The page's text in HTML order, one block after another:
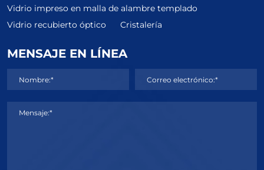
Vidrio impreso en malla de alambre templado
Vidrio recubierto óptico
Cristalería
MENSAJE EN LÍNEA
Nombre:* Correo electrónico:*
Mensaje:*